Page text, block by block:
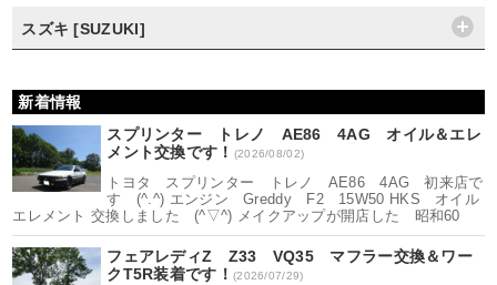
スズキ [SUZUKI]
新着情報
スプリンター トレノ AE86 4AG オイル＆エレ
メント交換です！ (2026/08/02)
トヨタ スプリンター トレノ AE86 4AG 初来店で
す (^.^) エンジン Greddy F2 15W50 HKS オイル
エレメント 交換しました (^▽^) メイクアップが開店した 昭和60
フェアレディZ Z33 VQ35 マフラー交換＆ワー
クT5R装着です！ (2026/07/29)